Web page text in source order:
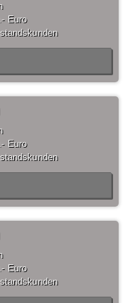
Euro
Euro
Euro